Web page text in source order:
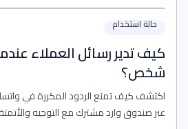
حالة استخدام
كيف تدير رسائل العملاء
شخص؟
اكتشف كيف تمنع الردود المكررة في
عبر صندوق وارد مشترك مع التوجيه